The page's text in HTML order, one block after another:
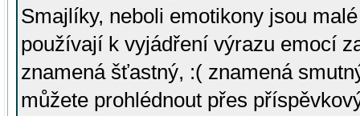
Smajlíky, neboli emotikony jsou
používají k vyjádření výrazu emocí
znamená šťastný, :( znamená
můžete prohlédnout přes